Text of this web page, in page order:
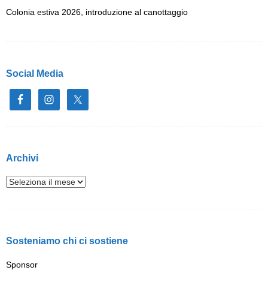
Colonia estiva 2026, introduzione al canottaggio
Social Media
Archivi
Sosteniamo chi ci sostiene
Sponsor